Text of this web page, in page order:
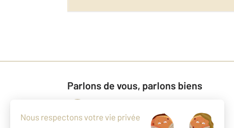
Parlons de vous, parlons biens